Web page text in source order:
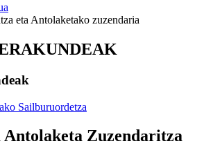
eta Antolaketako zuzendaria
Sailburuordetza
Antolaketa Zuzendaritza